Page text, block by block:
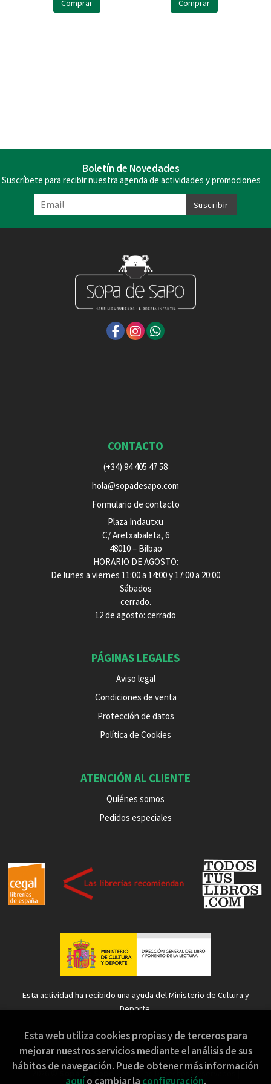
Comprar Comprar
Boletín de Novedades
Suscríbete para recibir nuestra agenda de actividades y promociones
CONTACTO
(+34) 94 405 47 58
hola@sopadesapo.com
Formulario de contacto
Plaza Indautxu
C/ Aretxabaleta, 6
48010 – Bilbao
HORARIO DE AGOSTO:
De lunes a viernes 11:00 a 14:00 y 17:00 a 20:00
Sábados
cerrado.
12 de agosto: cerrado
PÁGINAS LEGALES
Aviso legal
Condiciones de venta
Protección de datos
Política de Cookies
ATENCIÓN AL CLIENTE
Quiénes somos
Pedidos especiales
Esta actividad ha recibido una ayuda del Ministerio de Cultura y
Deporte.
2026 © Sopa de Sapo . Todos los Derechos Reservados |
Esta web utiliza cookies propias y de terceros para
mejorar nuestros servicios mediante el análisis de sus
hábitos de navegación. Puede obtener más información
aquío cambiar la configuración.